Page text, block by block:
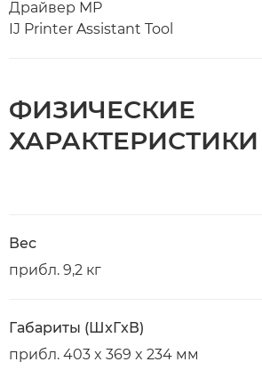
Драйвер MP
IJ Printer Assistant Tool
ФИЗИЧЕСКИЕ
ХАРАКТЕРИСТИКИ
Вес
прибл. 9,2 кг
Габариты (ШxГxВ)
прибл. 403 x 369 x 234 мм